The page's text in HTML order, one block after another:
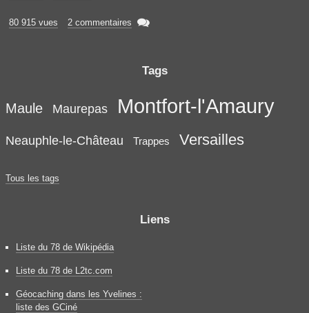
80 915 vues 2 commentaires 
Tags
Maule Maurepas Montfort-l'Amaury
Neauphle-le-Château Trappes Versailles
Tous les tags
Liens
Liste du 78 de Wikipédia
Liste du 78 de L2tc.com
Géocaching dans les Yvelines :
liste des GCiné